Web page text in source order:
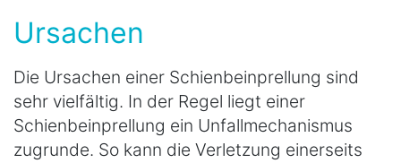
Ursachen
Die Ursachen einer Schienbeinprellung sind
sehr vielfältig. In der Regel liegt einer
Schienbeinprellung ein Unfallmechanismus
zugrunde. So kann die Verletzung einerseits